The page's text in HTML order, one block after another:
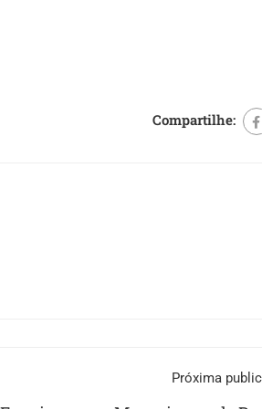
Compartilhe:
Próxima